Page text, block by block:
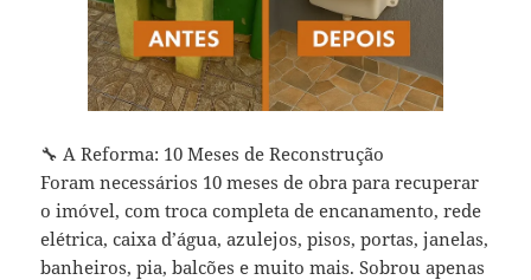
🔧 A Reforma: 10 Meses de Reconstrução
Foram necessários 10 meses de obra para recuperar
o imóvel, com troca completa de encanamento, rede
elétrica, caixa d’água, azulejos, pisos, portas, janelas,
banheiros, pia, balcões e muito mais. Sobrou apenas